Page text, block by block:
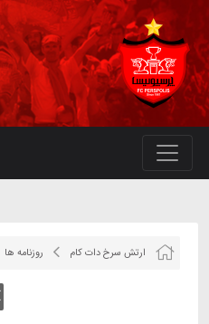
ارتش سرخ دات کام روزنامه ها